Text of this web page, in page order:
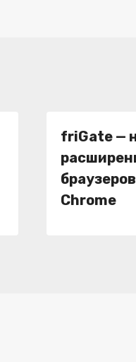
friGate —
Chrome